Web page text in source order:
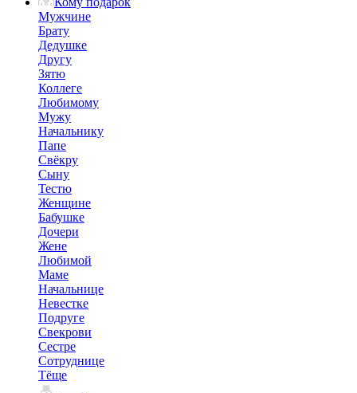
Мужчине
Брату
Дедушке
Другу
Зятю
Коллеге
Любимому
Мужу
Начальнику
Папе
Свёкру
Сыну
Тестю
Женщине
Бабушке
Дочери
Жене
Любимой
Маме
Начальнице
Невестке
Подруге
Свекрови
Сестре
Сотруднице
Тёще